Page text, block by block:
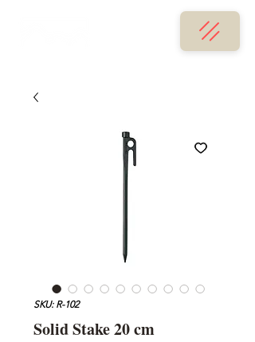
SKU: R-102
Solid Stake 20 cm